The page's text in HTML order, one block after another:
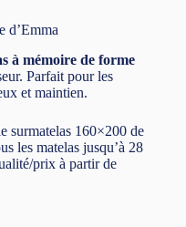
d’Emma
à mémoire de forme
Parfait pour les
et maintien.
surmatelas 160×200 de
les matelas jusqu’à 28
prix à partir de